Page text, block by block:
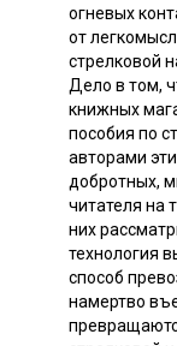
огневых
от
стрелковой
Дело в том,
книжных
пособия по
авторами
добротных,
читателя на
них
технология
способ
намертво